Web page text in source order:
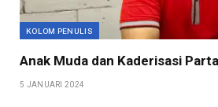
KOLOM PENULIS
Anak Muda dan Kaderisasi
5 JANUARI 2024